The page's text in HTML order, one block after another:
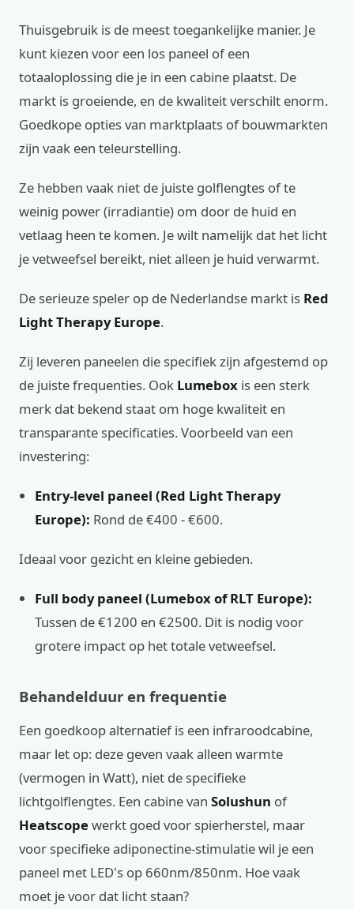
Thuisgebruik is de meest toegankelijke manier. Je
kunt kiezen voor een los paneel of een
totaaloplossing die je in een cabine plaatst. De
markt is groeiende, en de kwaliteit verschilt enorm.
Goedkope opties van marktplaats of bouwmarkten
zijn vaak een teleurstelling.
Ze hebben vaak niet de juiste golflengtes of te
weinig power (irradiantie) om door de huid en
vetlaag heen te komen. Je wilt namelijk dat het licht
je vetweefsel bereikt, niet alleen je huid verwarmt.
De serieuze speler op de Nederlandse markt is Red
Light Therapy Europe.
Zij leveren paneelen die specifiek zijn afgestemd op
de juiste frequenties. Ook Lumebox is een sterk
merk dat bekend staat om hoge kwaliteit en
transparante specificaties. Voorbeeld van een
investering:
Entry-level paneel (Red Light Therapy
Europe): Rond de €400 - €600.
Ideaal voor gezicht en kleine gebieden.
Full body paneel (Lumebox of RLT Europe):
Tussen de €1200 en €2500. Dit is nodig voor
grotere impact op het totale vetweefsel.
Behandelduur en frequentie
Een goedkoop alternatief is een infraroodcabine,
maar let op: deze geven vaak alleen warmte
(vermogen in Watt), niet de specifieke
lichtgolflengtes. Een cabine van Solushun of
Heatscopewerkt goed voor spierherstel, maar
voor specifieke adiponectine-stimulatie wil je een
paneel met LED's op 660nm/850nm. Hoe vaak
moet je voor dat licht staan?